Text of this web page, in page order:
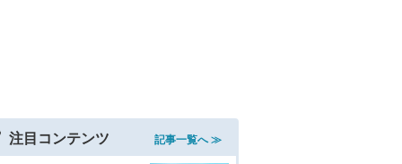
注目コンテンツ 記事一覧へ ≫